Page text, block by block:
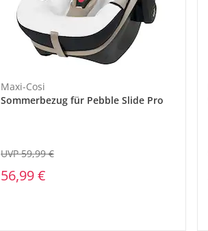
Maxi-Cosi
Sommerbezug für Pebble Slide Pro
56,99 €
UVP 59,99 €